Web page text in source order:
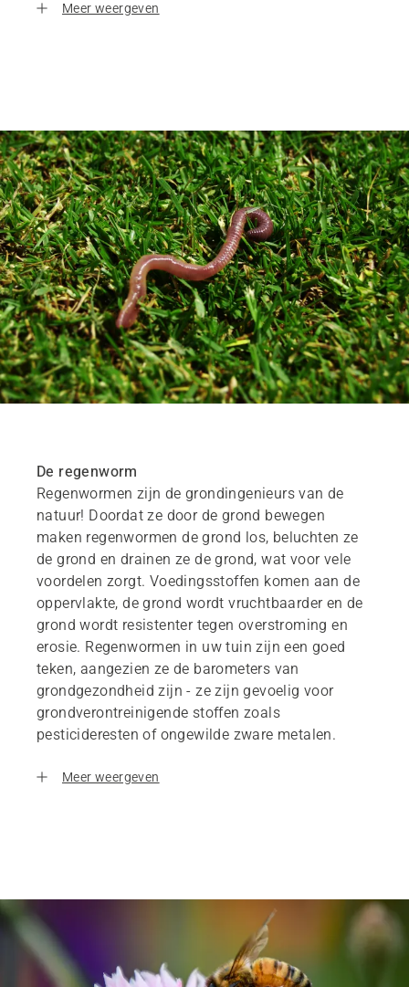
Meer weergeven
De regenworm
Regenwormen zijn de grondingenieurs van de
natuur! Doordat ze door de grond bewegen
maken regenwormen de grond los, beluchten ze
de grond en drainen ze de grond, wat voor vele
voordelen zorgt. Voedingsstoffen komen aan de
oppervlakte, de grond wordt vruchtbaarder en de
grond wordt resistenter tegen overstroming en
erosie. Regenwormen in uw tuin zijn een goed
teken, aangezien ze de barometers van
grondgezondheid zijn - ze zijn gevoelig voor
grondverontreinigende stoffen zoals
pesticideresten of ongewilde zware metalen.
Meer weergeven